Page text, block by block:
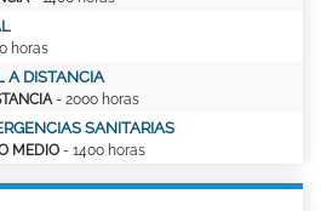
horas
A DISTANCIA
- 2000 horas
SANITARIAS
MEDIO - 1400 horas